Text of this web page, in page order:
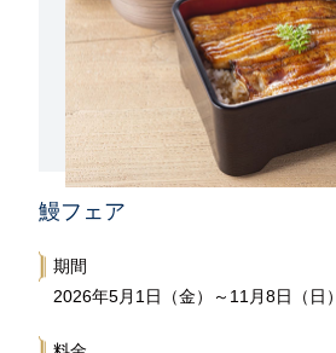
鰻フェア
期間
2026年5月1日（金）～11月8日（日）